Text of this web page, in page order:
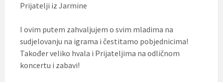
Prijatelji iz Jarmine
I ovim putem zahvaljujem o svim mladima na
sudjelovanju na igrama i čestitamo pobjednicima!
Također veliko hvala i Prijateljima na odličnom
koncertu i zabavi!